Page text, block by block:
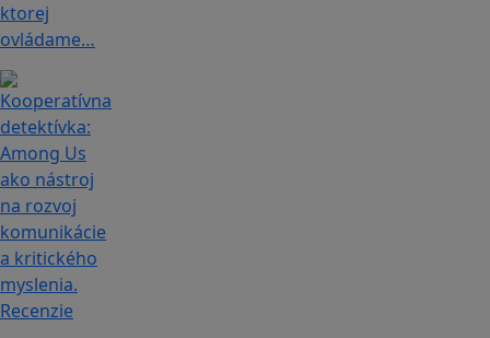
ktorej
ovládame…
Recenzie